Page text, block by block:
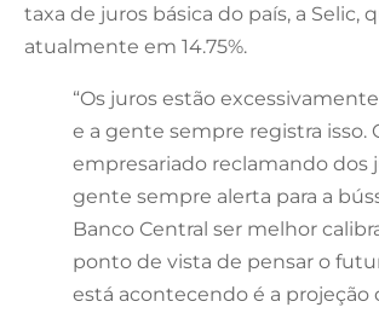
taxa de juros básica do país, a Selic,
atualmente em 14.75%.
“Os juros estão
e a gente sempre registra isso.
empresariado reclamando dos
gente sempre alerta para a
Banco Central ser melhor
ponto de vista de pensar o
está acontecendo é a projeção